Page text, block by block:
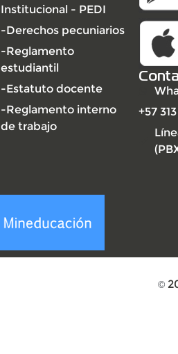
Institucional - PEDI
-Derechos pecuniarios
-Reglamento
estudiantil
-Estatuto docente
-Reglamento interno
de trabajo
+57
©